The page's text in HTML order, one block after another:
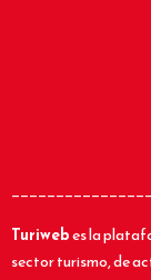
Turiwebes la
sector turismo, de